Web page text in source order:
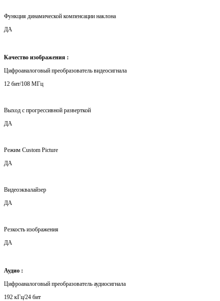
Функция динамической компенсации наклона
ДА
Качество изображения :
Цифроаналоговый преобразователь видеосигнала
12 бит/108 МГц
Выход с прогрессивной разверткой
ДА
Режим Custom Picture
ДА
Видеоэквалайзер
ДА
Резкость изображения
ДА
Аудио :
Цифроаналоговый преобразователь аудиосигнала
192 кГц/24 бит